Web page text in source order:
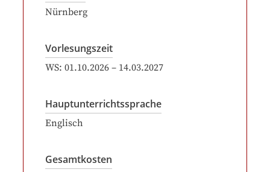
Nürnberg
Vorlesungszeit
WS: 01.10.2026 – 14.03.2027
Hauptunterrichtssprache
Englisch
Gesamtkosten